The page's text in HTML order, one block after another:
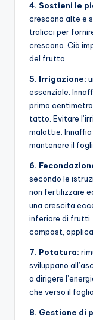
4. Sostieni le
crescono alte e
tralicci per
crescono. Ciò
del frutto.
5. Irrigazione:
essenziale.
primo
tatto. Evitare
malattie.
mantenere il
6.
secondo le
non fertilizzare
una crescita
inferiore di frutti.
compost,
7. Potatura:
sviluppano
a dirigere
che verso il
8. Gestione di